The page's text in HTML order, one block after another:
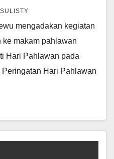
SULISTY
mengadakan kegiatan
ke makam pahlawan
Hari Pahlawan pada
Hari Pahlawan